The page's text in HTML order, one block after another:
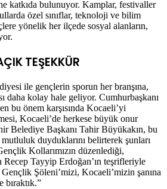
katkıda bulunuyor. Kamplar, festivaller
özel sınıflar, teknoloji ve bilim
yönelik her ilçede sosyal alanların,
TEŞEKKÜR
ile gençlerin sporun her branşına,
daha kolay hale geliyor. Cumhurbaşkanı
bu önem karşısında Kocaeli’yi
Kocaeli’de herkese büyük onur
Belediye Başkanı Tahir Büyükakın, bu
duyduklarını belirterek şunları
Kollarımızın düzenlediği,
Recep Tayyip Erdoğan’ın teşrifleriyle
Gençlik Şöleni’mizi, Kocaeli’mizin şanına
bıraktık.”